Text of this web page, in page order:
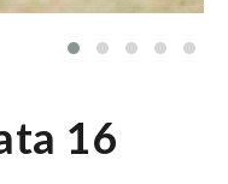
16